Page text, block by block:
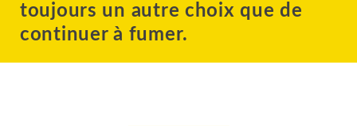
toujours un autre choix que de
continuer à fumer.